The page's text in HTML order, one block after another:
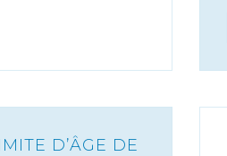
D’ÂGE DE